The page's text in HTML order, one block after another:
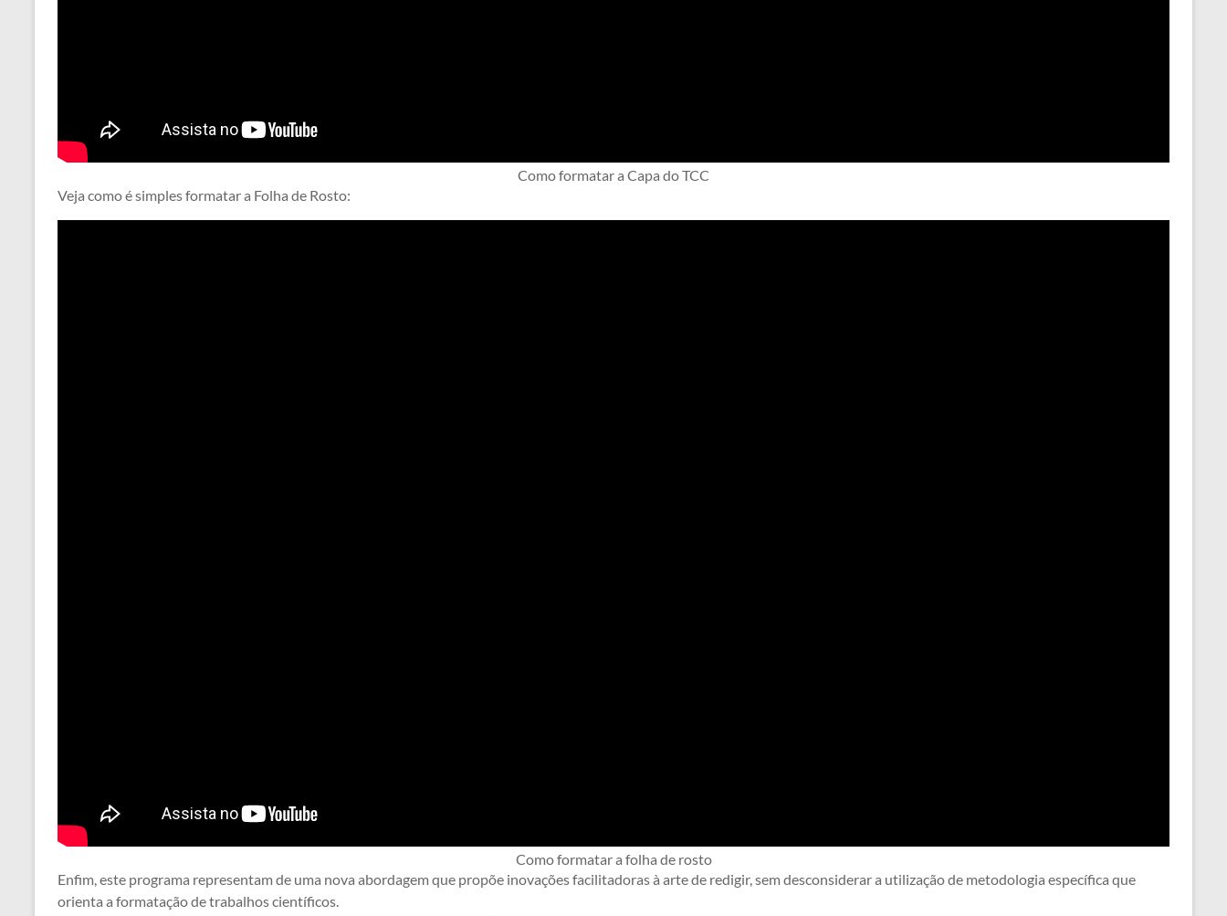
Como formatar a Capa do TCC
Veja como é simples formatar a Folha de Rosto:
Como formatar a folha de rosto
Enfim, este programa representam de uma nova abordagem que propõe inovações facilitadoras à arte de redigir, sem desconsiderar a utilização de metodologia específica que
orienta a formatação de trabalhos científicos.